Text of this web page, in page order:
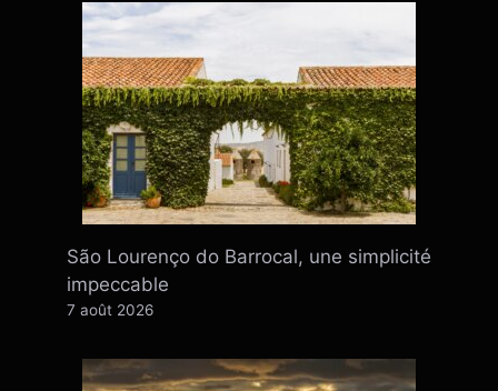
São Lourenço do Barrocal, une simplicité
impeccable
7 août 2026